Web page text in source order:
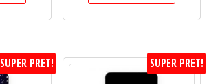
SUPER PRET! SUPER PRET!